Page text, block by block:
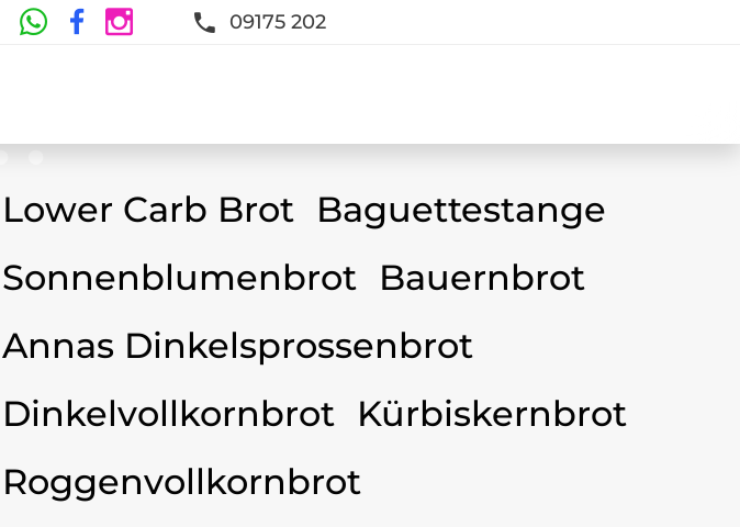
09175 202
Lower Carb Brot Baguettestange
Sonnenblumenbrot Bauernbrot
Annas Dinkelsprossenbrot
Dinkelvollkornbrot Kürbiskernbrot
Roggenvollkornbrot